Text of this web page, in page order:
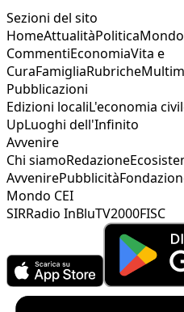
Sezioni del sito
HomeAttualitàPoliticaMondo
CommentiEconomiaVita e
CuraFamigliaRubriche
Pubblicazioni
Edizioni localiL'economia
UpLuoghi dell'Infinito
Avvenire
Chi siamoRedazione
AvvenirePubblicità
Mondo CEI
SIRRadio InBluTV2000FISC